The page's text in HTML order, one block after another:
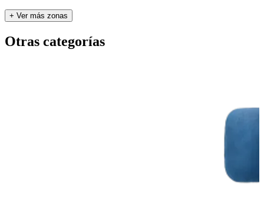
+ Ver más zonas
Otras categorías